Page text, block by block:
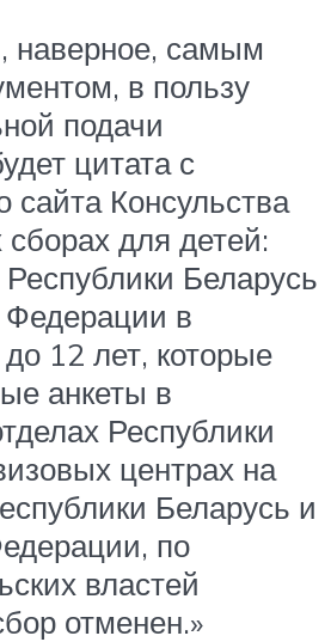
наверное, самым
в пользу
подачи
цитата с
сайта Консульства
для детей:
Беларусь
Федерации в
12 лет, которые
анкеты в
Республики
центрах на
Беларусь и
по
властей
отменен.»